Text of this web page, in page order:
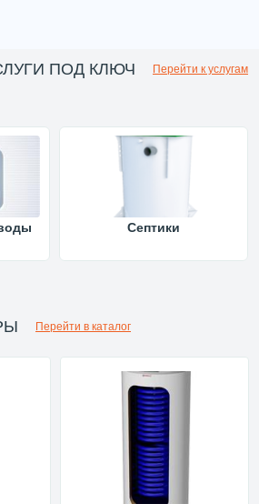
ПОД КЛЮЧ Перейти к услугам
Септики
Перейти в каталог